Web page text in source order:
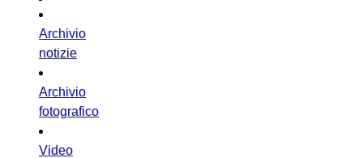
Archivio
notizie
Archivio
fotografico
Video